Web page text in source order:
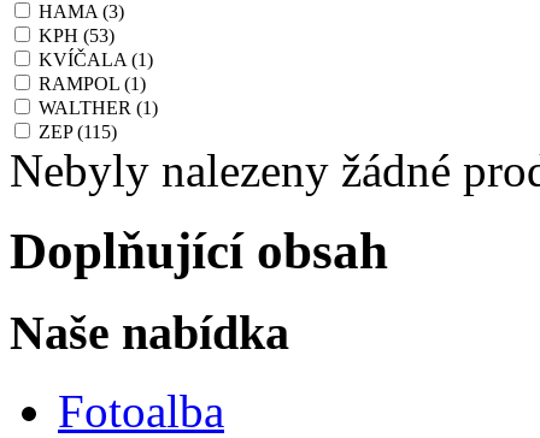
HAMA(3)
KPH (53)
KVÍČALA(1)
RAMPOL (1)
WALTHER (1)
ZEP(115)
Nebyly nalezeny žádné
Doplňující obsah
Naše nabídka
Fotoalba